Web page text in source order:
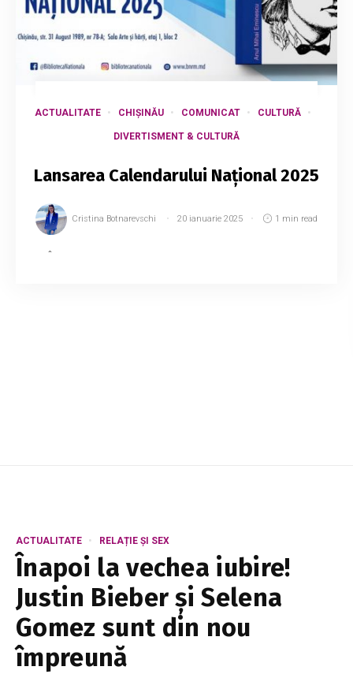
ACTUALITATE CHIȘINĂU COMUNICAT CULTURĂ
DIVERTISMENT & CULTURĂ
Lansarea Calendarului Național 2025
Cristina Botnarevschi 20 ianuarie 2025 1 min read
ACTUALITATE RELAȚIE ȘI SEX
Înapoi la vechea iubire!
Justin Bieber și Selena
Gomez sunt din nou
împreună